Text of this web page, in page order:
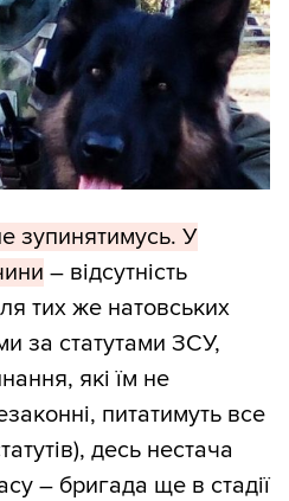
зупинятимусь. У
– відсутність
тих же натовських
за статутами ЗСУ,
які їм не
питатимуть все
десь нестача
– бригада ще в стадії